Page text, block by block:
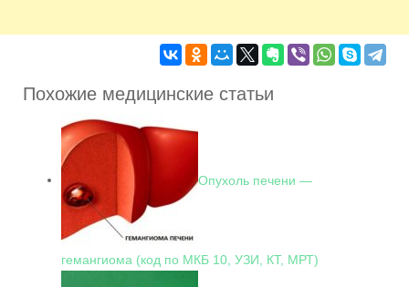
Похожие медицинские статьи
Опухоль печени —
гемангиома (код по МКБ 10, УЗИ, КТ, МРТ)